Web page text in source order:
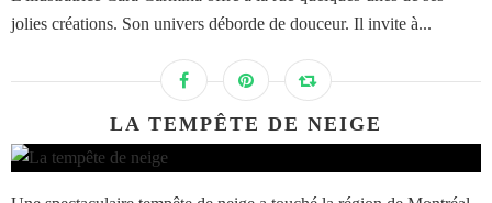
jolies créations. Son univers déborde de douceur. Il invite à...
LA TEMPÊTE DE NEIGE